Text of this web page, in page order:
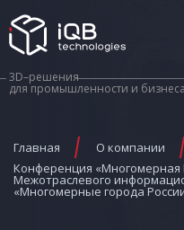
3D–решения
для промышленности и бизнеса
Главная О компании
Конференция «Многомерная
Межотраслевого
«Многомерные города